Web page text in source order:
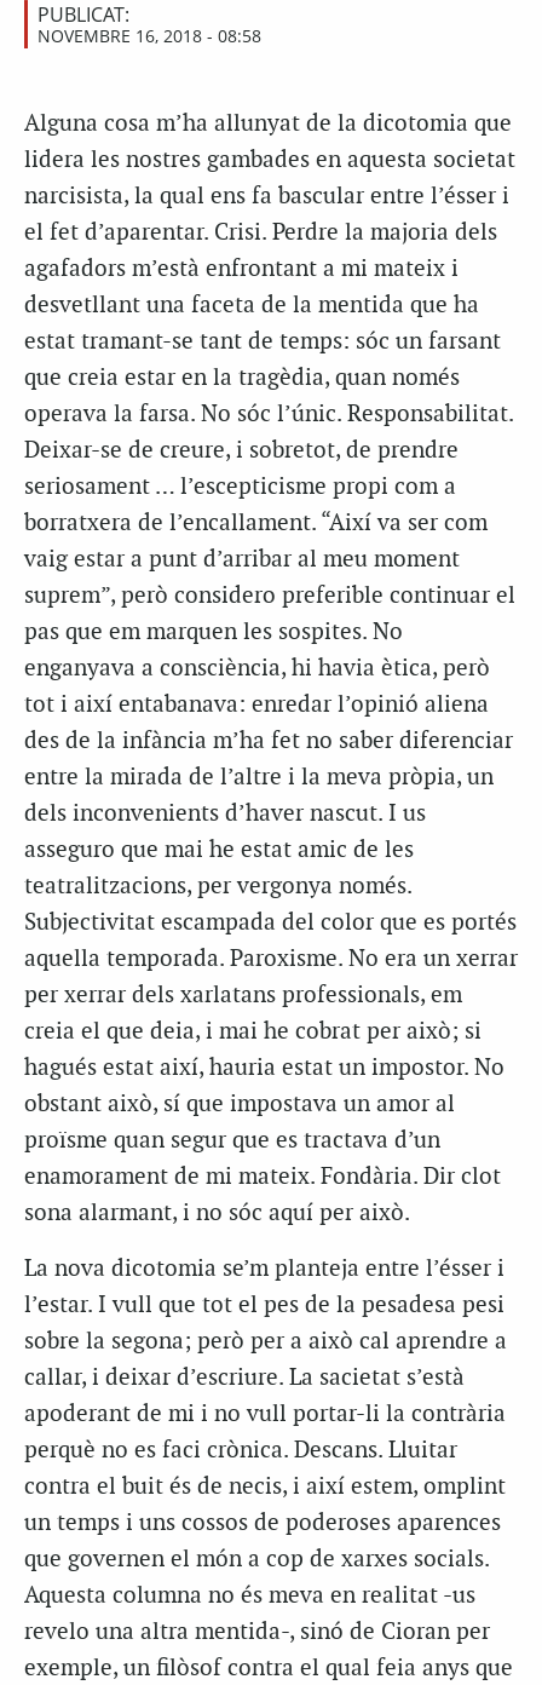
PUBLICAT:
NOVEMBRE 16, 2018 - 08:58
Alguna cosa m’ha allunyat de la dicotomia que
lidera les nostres gambades en aquesta societat
narcisista, la qual ens fa bascular entre l’ésser i
el fet d’aparentar. Crisi. Perdre la majoria dels
agafadors m’està enfrontant a mi mateix i
desvetllant una faceta de la mentida que ha
estat tramant-se tant de temps: sóc un farsant
que creia estar en la tragèdia, quan només
operava la farsa. No sóc l’únic. Responsabilitat.
Deixar-se de creure, i sobretot, de prendre
seriosament … l’escepticisme propi com a
borratxera de l’encallament. “Així va ser com
vaig estar a punt d’arribar al meu moment
suprem”, però considero preferible continuar el
pas que em marquen les sospites. No
enganyava a consciència, hi havia ètica, però
tot i així entabanava: enredar l’opinió aliena
des de la infància m’ha fet no saber diferenciar
entre la mirada de l’altre i la meva pròpia, un
dels inconvenients d’haver nascut. I us
asseguro que mai he estat amic de les
teatralitzacions, per vergonya només.
Subjectivitat escampada del color que es portés
aquella temporada. Paroxisme. No era un xerrar
per xerrar dels xarlatans professionals, em
creia el que deia, i mai he cobrat per això; si
hagués estat així, hauria estat un impostor. No
obstant això, sí que impostava un amor al
proïsme quan segur que es tractava d’un
enamorament de mi mateix. Fondària. Dir clot
sona alarmant, i no sóc aquí per això.
La nova dicotomia se’m planteja entre l’ésser i
l’estar. I vull que tot el pes de la pesadesa pesi
sobre la segona; però per a això cal aprendre a
callar, i deixar d’escriure. La sacietat s’està
apoderant de mi i no vull portar-li la contrària
perquè no es faci crònica. Descans. Lluitar
contra el buit és de necis, i així estem, omplint
un temps i uns cossos de poderoses aparences
que governen el món a cop de xarxes socials.
Aquesta columna no és meva en realitat -us
revelo una altra mentida-, sinó de Cioran per
exemple, un filòsof contra el qual feia anys que